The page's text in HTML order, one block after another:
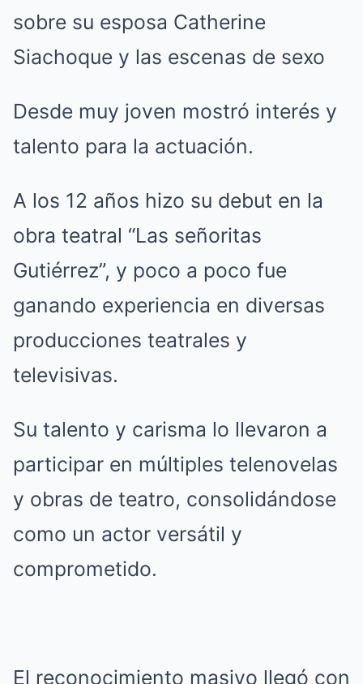
Desde muy joven mostró interés y
talento para la actuación.
A los 12 años hizo su debut en la
obra teatral “Las señoritas
Gutiérrez”, y poco a poco fue
ganando experiencia en diversas
producciones teatrales y
televisivas.
Su talento y carisma lo llevaron a
participar en múltiples telenovelas
y obras de teatro, consolidándose
como un actor versátil y
comprometido.
El reconocimiento masivo llegó con